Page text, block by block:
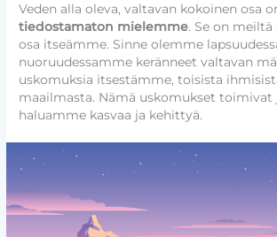
Veden alla oleva, valtavan kokoinen osa
tiedostamaton mielemme. Se on meiltä
osa itseämme. Sinne olemme
nuoruudessamme keränneet valtavan
uskomuksia itsestämme, toisista
maailmasta. Nämä uskomukset toimivat
haluamme kasvaa ja kehittyä.